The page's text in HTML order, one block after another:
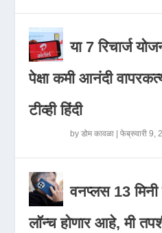
या 7 रिचार्ज
पेक्षा कमी आनंदी
टीव्ही हिंदी
byडोम कावळा |फेब्रुवारी 9,
वनप्लस 13
लॉन्च होणार आहे, मी